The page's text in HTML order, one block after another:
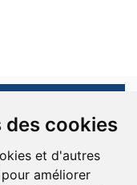
des cookies
et d'autres
améliorer
sont réservés.